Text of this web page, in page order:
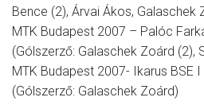
Bence (2), Árvai Ákos, Galaschek
MTK Budapest 2007 – Palóc
(Gólszerző: Galaschek Zoárd (2),
MTK Budapest 2007- Ikarus BSE I
(Gólszerző: Galaschek Zoárd)